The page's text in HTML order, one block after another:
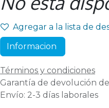
Agregar a la lista de
Informacion
Términos y condiciones
Garantía de devolución
Envío: 2-3 días laborales